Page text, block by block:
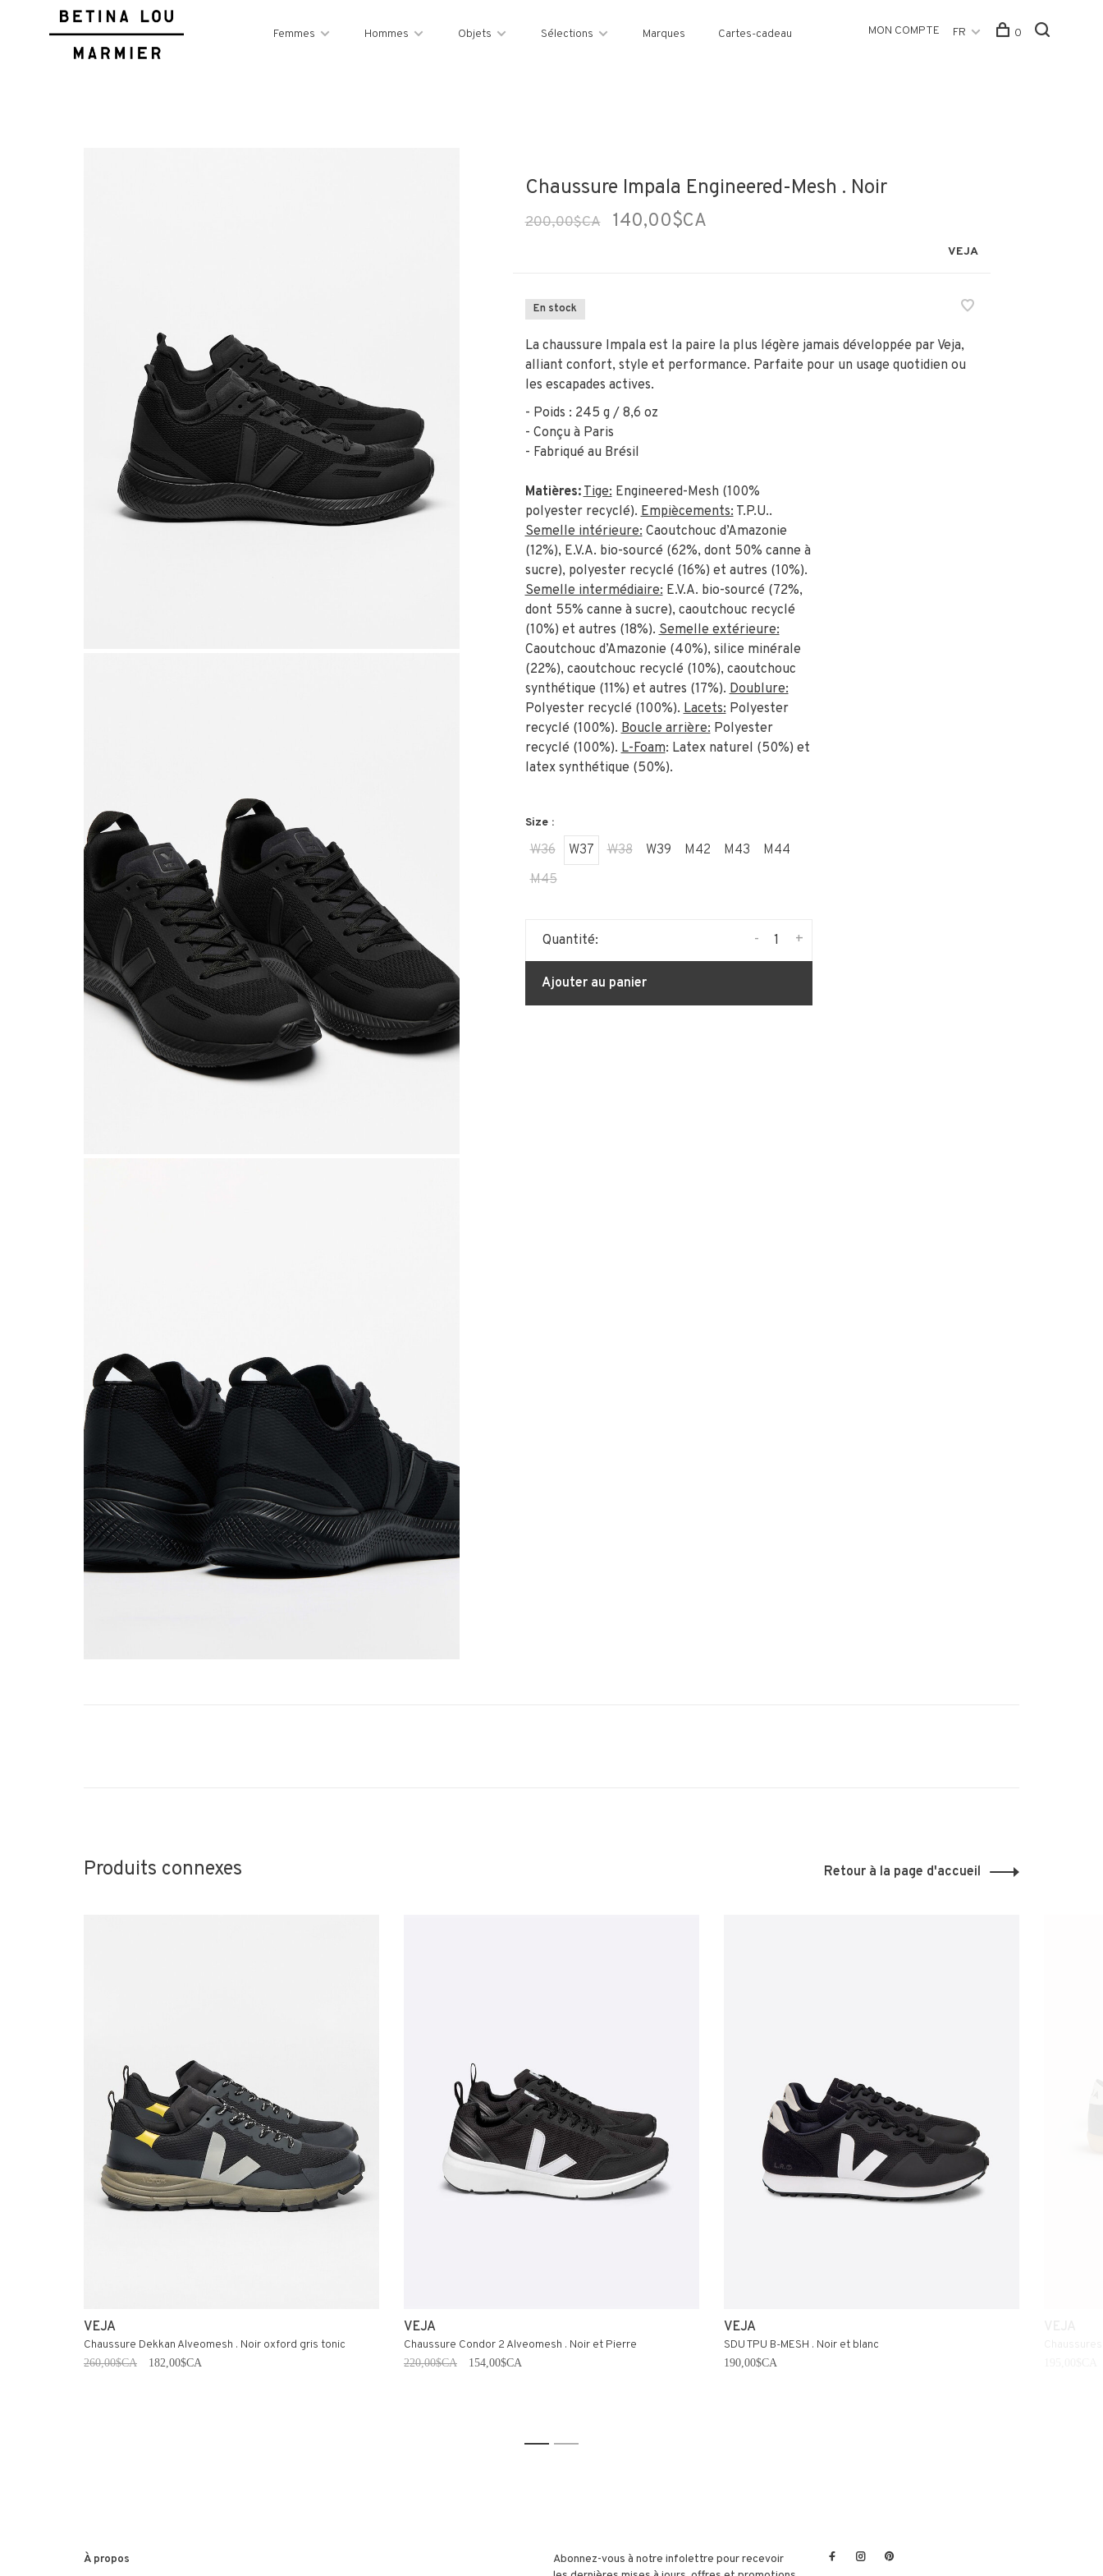
Femmes Hommes Objets Sélections Marques Cartes-cadeau MON COMPTE FR 0
Chaussure Impala Engineered-Mesh . Noir
200,00$CA 140,00$CA
VEJA
En stock
La chaussure Impala est la paire la plus légère jamais développée par Veja,
alliant confort, style et performance. Parfaite pour un usage quotidien ou
les escapades actives.
- Poids : 245 g / 8,6 oz
- Conçu à Paris
- Fabriqué au Brésil
Matières:Tige:Engineered-Mesh (100%
polyester recyclé).Empiècements:T.P.U..
Semelle intérieure:Caoutchouc d’Amazonie
(12%), E.V.A. bio-sourcé (62%, dont 50% canne à
sucre), polyester recyclé (16%) et autres (10%).
Semelle intermédiaire:E.V.A. bio-sourcé (72%,
dont 55% canne à sucre), caoutchouc recyclé
(10%) et autres (18%).Semelle extérieure:
Caoutchouc d’Amazonie (40%), silice minérale
(22%), caoutchouc recyclé (10%), caoutchouc
synthétique (11%) et autres (17%).Doublure:
Polyester recyclé (100%).Lacets:Polyester
recyclé (100%).Boucle arrière:Polyester
recyclé (100%).L-Foam: Latex naturel (50%) et
latex synthétique (50%).
Size :
W36 W37 W38 W39 M42 M43
M44
M45
Quantité: +
-
Ajouter au panier
Produits connexes Retour à la page d'accueil
VEJA
Chaussure Dekkan Alveomesh . Noir oxford gris tonic
260,00$CA 182,00$CA
VEJA
Chaussure Condor 2 Alveomesh . Noir et Pierre
220,00$CA 154,00$CA
VEJA
SDU TPU B-MESH . Noir et blanc
190,00$CA
1 2
À propos
Abonnez-vous à notre infolettre pour recevoir